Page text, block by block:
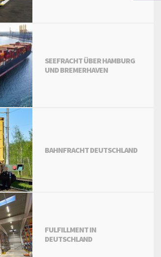
SEEFRACHT ÜBER HAMBURG
UND BREMERHAVEN
BAHNFRACHT DEUTSCHLAND
FULFILLMENT IN
DEUTSCHLAND